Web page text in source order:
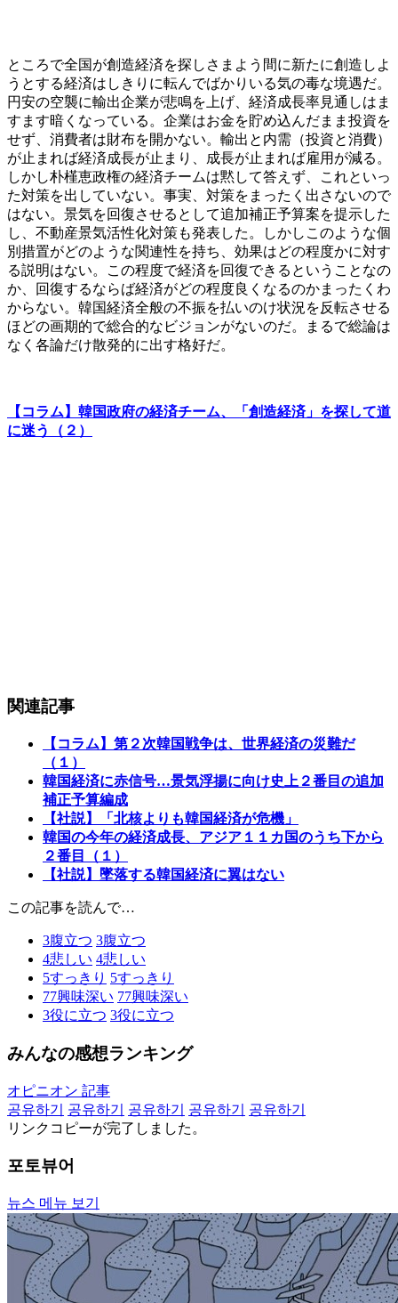
ところで全国が創造経済を探しさまよう間に新たに創造しよ
うとする経済はしきりに転んでばかりいる気の毒な境遇だ。
円安の空襲に輸出企業が悲鳴を上げ、経済成長率見通しはま
すます暗くなっている。企業はお金を貯め込んだまま投資を
せず、消費者は財布を開かない。輸出と内需（投資と消費）
が止まれば経済成長が止まり、成長が止まれば雇用が減る。
しかし朴槿恵政権の経済チームは黙して答えず、これといっ
た対策を出していない。事実、対策をまったく出さないので
はない。景気を回復させるとして追加補正予算案を提示した
し、不動産景気活性化対策も発表した。しかしこのような個
別措置がどのような関連性を持ち、効果はどの程度かに対す
る説明はない。この程度で経済を回復できるということなの
か、回復するならば経済がどの程度良くなるのかまったくわ
からない。韓国経済全般の不振を払いのけ状況を反転させる
ほどの画期的で総合的なビジョンがないのだ。まるで総論は
なく各論だけ散発的に出す格好だ。
【コラム】韓国政府の経済チーム、「創造経済」を探して道
に迷う（２）
関連記事
【コラム】第２次韓国戦争は、世界経済の災難だ
（１）
韓国経済に赤信号…景気浮揚に向け史上２番目の追加
補正予算編成
【社説】「北核よりも韓国経済が危機」
韓国の今年の経済成長、アジア１１カ国のうち下から
２番目（１）
【社説】墜落する韓国経済に翼はない
この記事を読んで…
3腹立つ 3腹立つ
4悲しい 4悲しい
5すっきり 5すっきり
77興味深い 77興味深い
3役に立つ 3役に立つ
みんなの感想ランキング
オピニオン 記事
공유하기
공유하기 공유하기 공유하기
공유하기
リンクコピーが完了しました。
포토뷰어
뉴스 메뉴 보기